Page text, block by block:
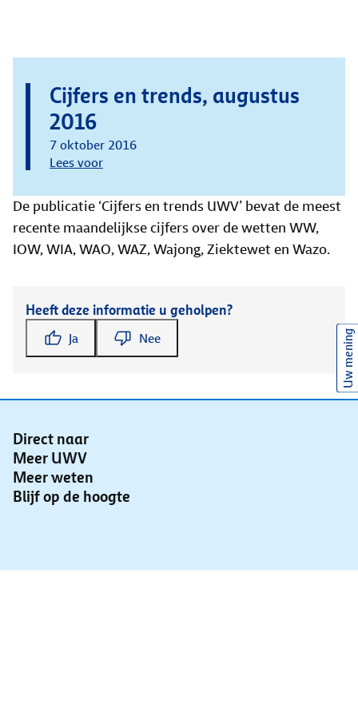
Cijfers en trends, augustus
2016
7 oktober 2016
Lees voor
De publicatie ‘Cijfers en trends UWV’ bevat de meest
recente maandelijkse cijfers over de wetten WW,
IOW, WIA, WAO, WAZ, Wajong, Ziektewet en Wazo.
Heeft deze informatie u geholpen?
Ja Nee
Direct naar
Meer UWV
Meer weten
Blijf op de hoogte
Uw mening